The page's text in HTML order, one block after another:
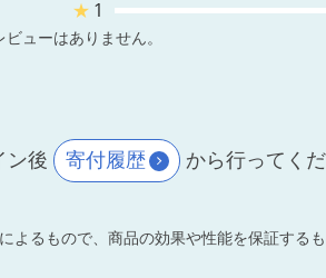
★ 1
ビューはありません。
ン後 寄付履歴 から行ってくだ
るもので、商品の効果や性能を保証するも